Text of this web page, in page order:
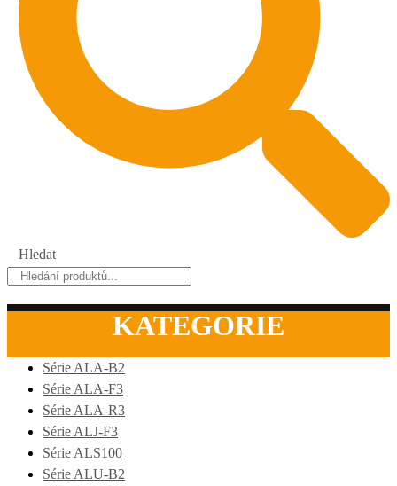
Hledat
KATEGORIE
Série ALA-B2
Série ALA-F3
Série ALA-R3
Série ALJ-F3
Série ALS100
Série ALU-B2